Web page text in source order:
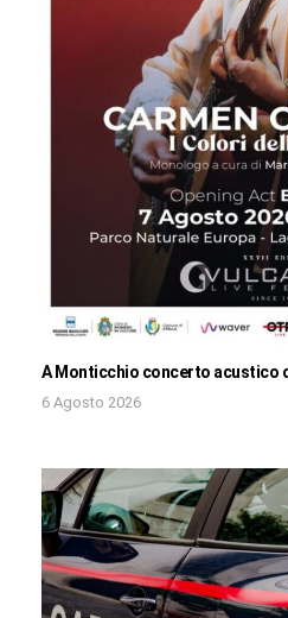
A Monticchio concerto acustico
6 Agosto 2026